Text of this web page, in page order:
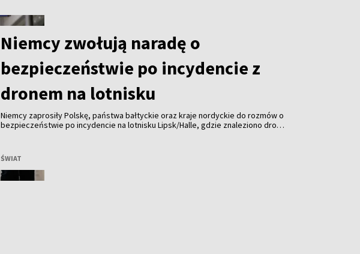
Niemcy zwołują naradę o
bezpieczeństwie po incydencie z
dronem na lotnisku
Niemcy zaprosiły Polskę, państwa bałtyckie oraz kraje nordyckie do rozmów o
bezpieczeństwie po incydencie na lotnisku Lipsk/Halle, gdzie znaleziono drona
ŚWIAT